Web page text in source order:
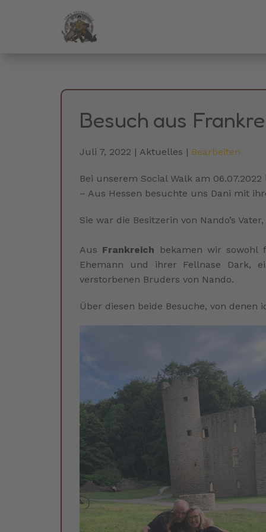
Besuch aus
Juli 7, 2022 Aktuelles Bearbeiten
Bei unserem Social Walk am
– Aus Hessen besuchte uns Dani mit
Sie war die Besitzerin von Nando’s
Aus Frankreich bekamen wir sowohl
Ehemann und ihrer Fellnase Dark,
verstorbenen Bruders von Nando.
Über diesen beide Besuche, von